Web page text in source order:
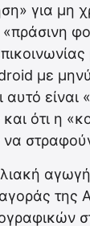
για μη
«πράσινη
με
αυτό είναι
ότι η
αγοράς της